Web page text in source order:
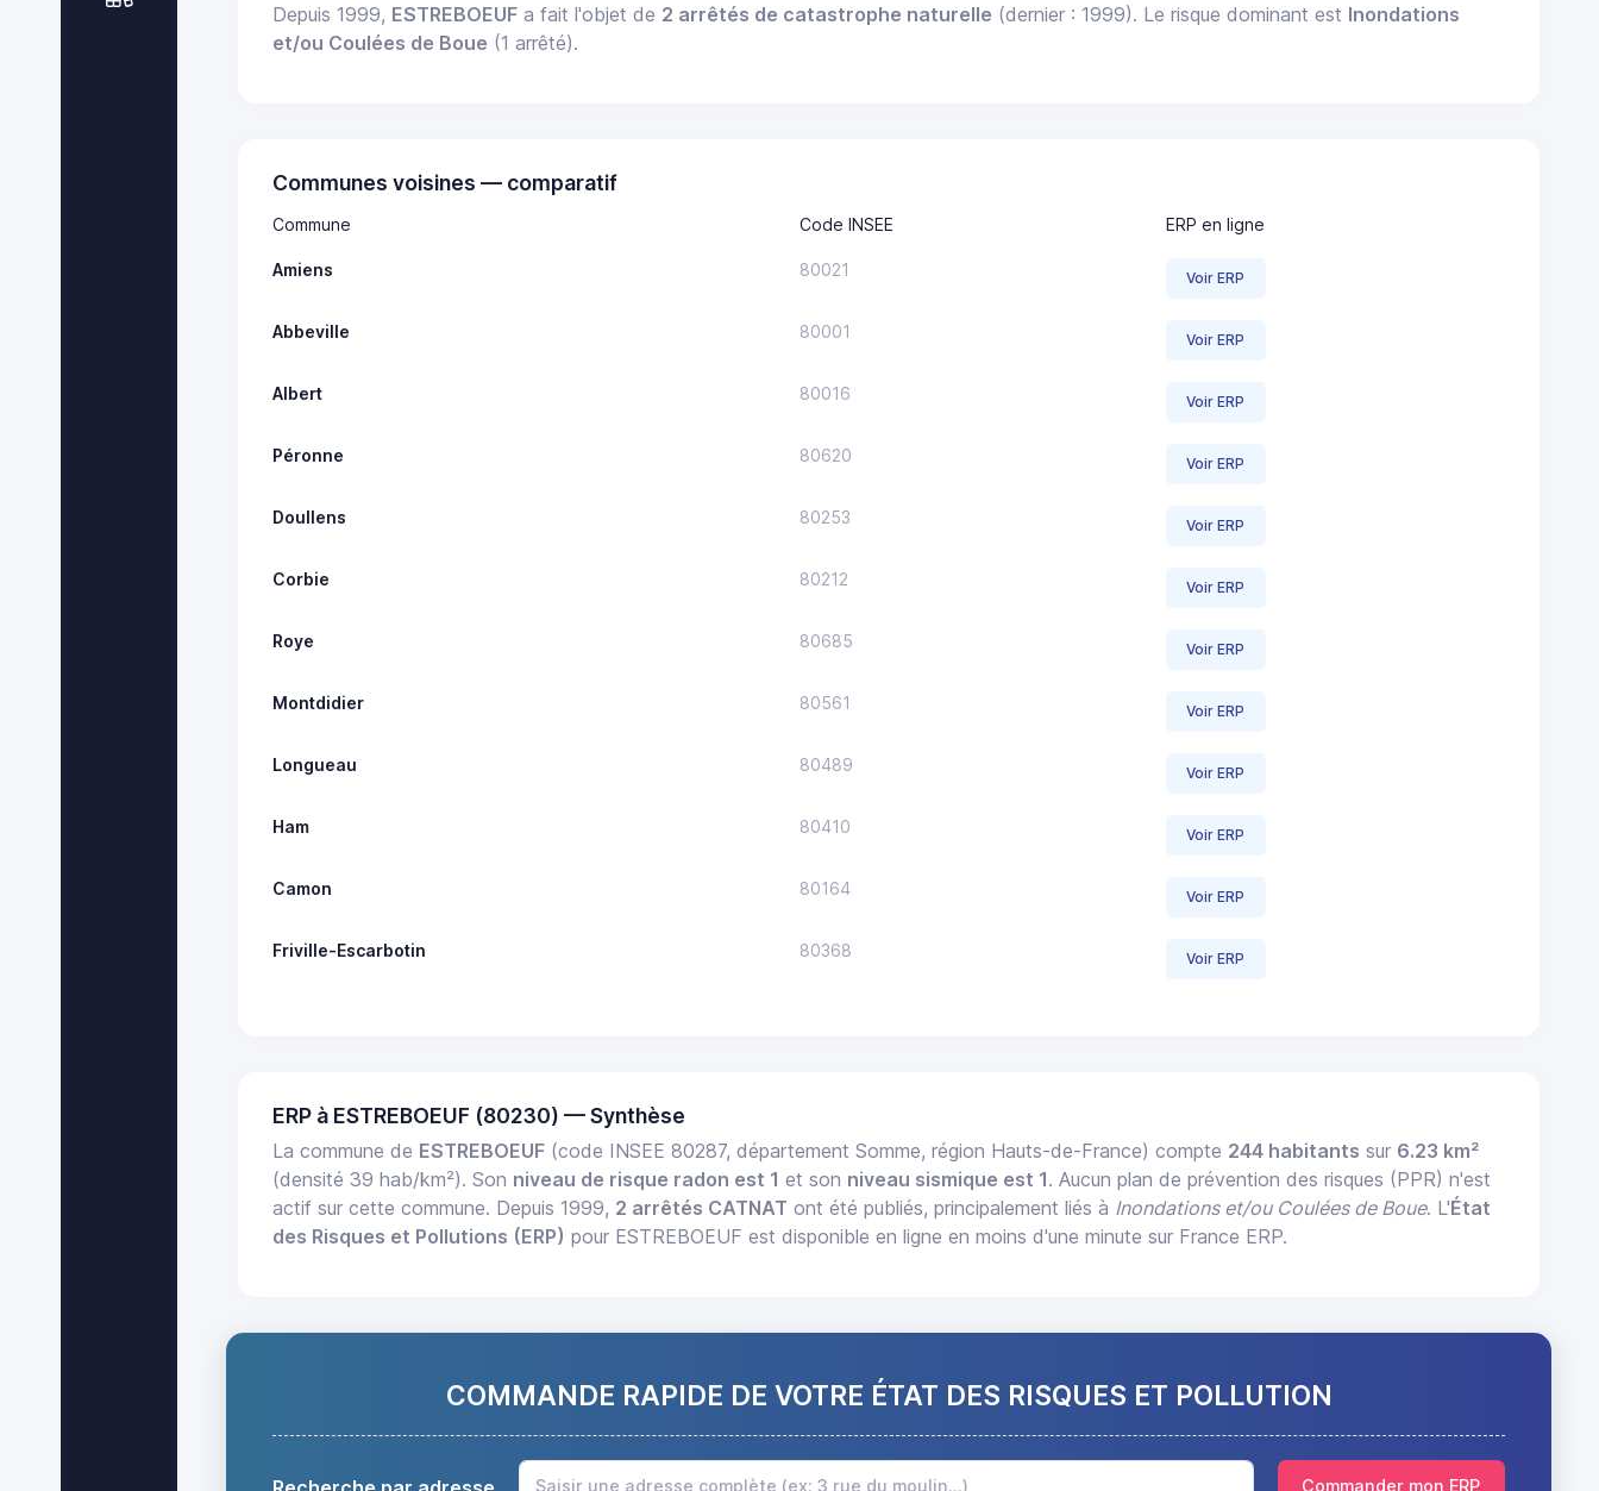
Depuis 1999, ESTREBOEUF a fait l'objet de 2 arrêtés de catastrophe naturelle (dernier : 1999). Le risque dominant est Inondations
et/ou Coulées de Boue (1 arrêté).
Communes voisines — comparatif
Commune Code INSEE ERP en ligne
Amiens 80021 Voir ERP
Abbeville 80001 Voir ERP
Albert 80016 Voir ERP
Péronne 80620 Voir ERP
Doullens 80253 Voir ERP
Corbie 80212 Voir ERP
Roye 80685 Voir ERP
Montdidier 80561 Voir ERP
Longueau 80489 Voir ERP
Ham 80410 Voir ERP
Camon 80164 Voir ERP
Friville-Escarbotin 80368 Voir ERP
ERP à ESTREBOEUF (80230) — Synthèse
La commune de ESTREBOEUF (code INSEE 80287, département Somme, région Hauts-de-France) compte 244 habitants sur 6.23 km²
(densité 39 hab/km²). Son niveau de risque radon est 1 et son niveau sismique est 1. Aucun plan de prévention des risques (PPR) n'est
actif sur cette commune. Depuis 1999, 2 arrêtés CATNAT ont été publiés, principalement liés à Inondations et/ou Coulées de Boue. L'État
des Risques et Pollutions (ERP) pour ESTREBOEUF est disponible en ligne en moins d'une minute sur France ERP.
COMMANDE RAPIDE DE VOTRE ÉTAT DES RISQUES ET POLLUTION
Commander mon ERP